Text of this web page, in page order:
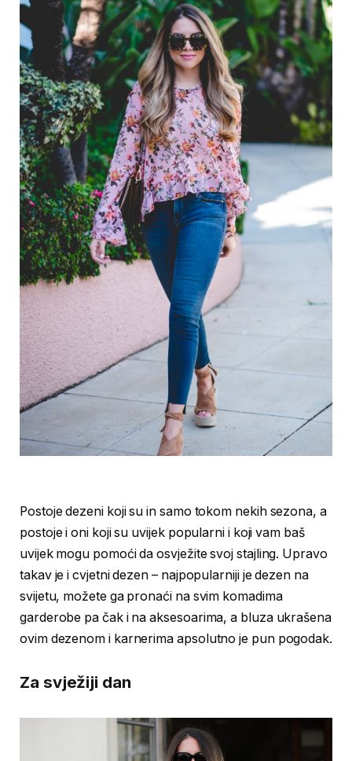
Postoje dezeni koji su in samo tokom nekih sezona, a
postoje i oni koji su uvijek popularni i koji vam baš
uvijek mogu pomoći da osvježite svoj stajling. Upravo
takav je i cvjetni dezen – najpopularniji je dezen na
svijetu, možete ga pronaći na svim komadima
garderobe pa čak i na aksesoarima, a bluza ukrašena
ovim dezenom i karnerima apsolutno je pun pogodak.
Za svježiji dan